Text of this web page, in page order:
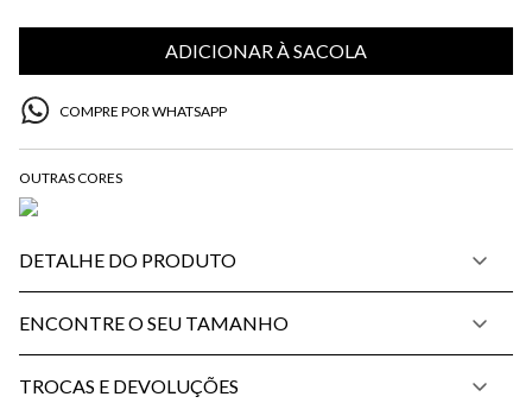
ADICIONAR À SACOLA
COMPRE POR WHATSAPP
DETALHE DO PRODUTO
ENCONTRE O SEU TAMANHO
TROCAS E DEVOLUÇÕES